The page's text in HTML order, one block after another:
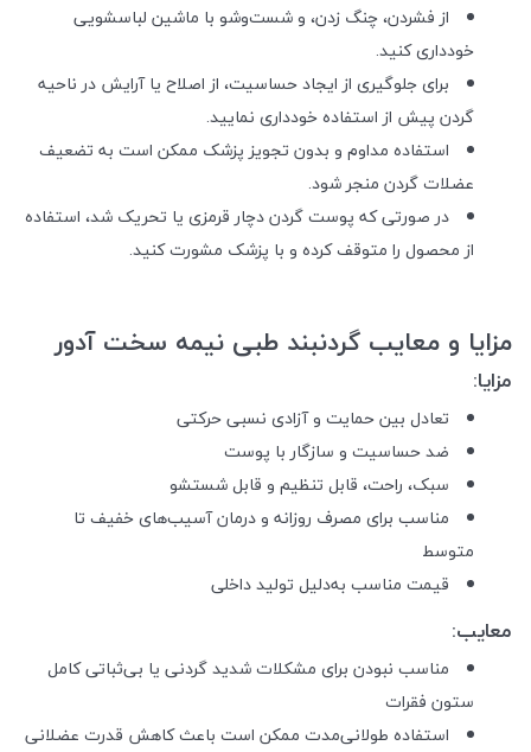
از فشردن، چنگ زدن، و شست‌وشو با ماشین لباسشویی
خودداری کنید.
برای جلوگیری از ایجاد حساسیت، از اصلاح یا آرایش در ناحیه
گردن پیش از استفاده خودداری نمایید.
استفاده مداوم و بدون تجویز پزشک ممکن است به تضعیف
عضلات گردن منجر شود.
در صورتی که پوست گردن دچار قرمزی یا تحریک شد، استفاده
از محصول را متوقف کرده و با پزشک مشورت کنید.
مزایا و معایب گردنبند طبی نیمه سخت آدور
مزایا:
تعادل بین حمایت و آزادی نسبی حرکتی
ضد حساسیت و سازگار با پوست
سبک، راحت، قابل تنظیم و قابل شستشو
مناسب برای مصرف روزانه و درمان آسیب‌های خفیف تا
متوسط
قیمت مناسب به‌دلیل تولید داخلی
معایب:
مناسب نبودن برای مشکلات شدید گردنی یا بی‌ثباتی کامل
ستون فقرات
استفاده طولانی‌مدت ممکن است باعث کاهش قدرت عضلانی